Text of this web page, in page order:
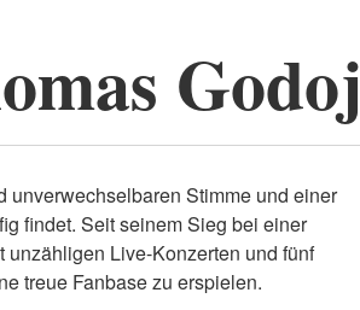
Godoj
unverwechselbaren Stimme und einer
findet. Seit seinem Sieg bei einer
Live-Konzerten und fünf
treue Fanbase zu erspielen.